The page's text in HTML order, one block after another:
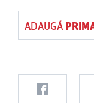
ADAUGĂ